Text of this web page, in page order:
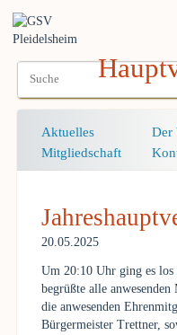
Navigation
überspringen
Aktuelles Der
Mitgliedschaft
20.05.2025
Um 20:10 Uhr ging es
begrüßte alle
die anwesenden
Bürgermeister Trettner,